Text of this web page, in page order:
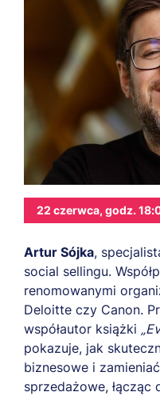
22 czerwca, godz.
Artur Sójka,
social sellingu.
renomowanymi
Deloitte czy Canon.
współautor książki
pokazuje, jak
biznesowe i
sprzedażowe, łącząc